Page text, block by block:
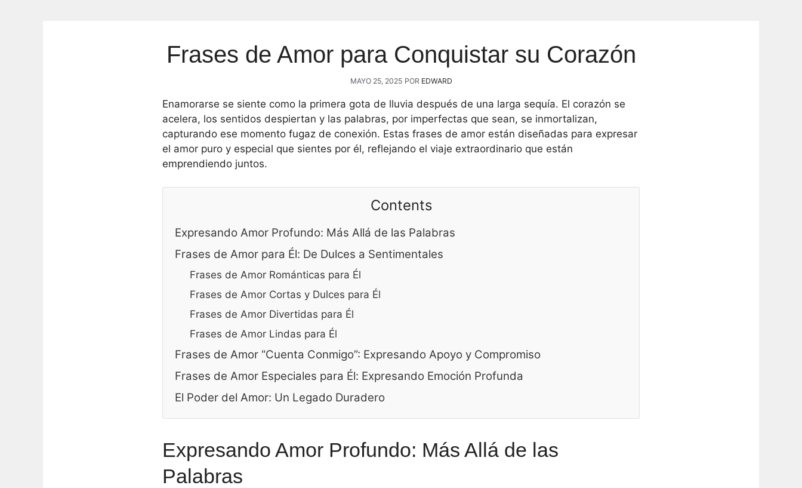
Frases de Amor para Conquistar su Corazón
MAYO 25, 2025 POR EDWARD
Enamorarse se siente como la primera gota de lluvia después de una larga sequía. El corazón se
acelera, los sentidos despiertan y las palabras, por imperfectas que sean, se inmortalizan,
capturando ese momento fugaz de conexión. Estas frases de amor están diseñadas para expresar
el amor puro y especial que sientes por él, reflejando el viaje extraordinario que están
emprendiendo juntos.
Contents
Expresando Amor Profundo: Más Allá de las Palabras
Frases de Amor para Él: De Dulces a Sentimentales
Frases de Amor Románticas para Él
Frases de Amor Cortas y Dulces para Él
Frases de Amor Divertidas para Él
Frases de Amor Lindas para Él
Frases de Amor “Cuenta Conmigo”: Expresando Apoyo y Compromiso
Frases de Amor Especiales para Él: Expresando Emoción Profunda
El Poder del Amor: Un Legado Duradero
Expresando Amor Profundo: Más Allá de las
Palabras